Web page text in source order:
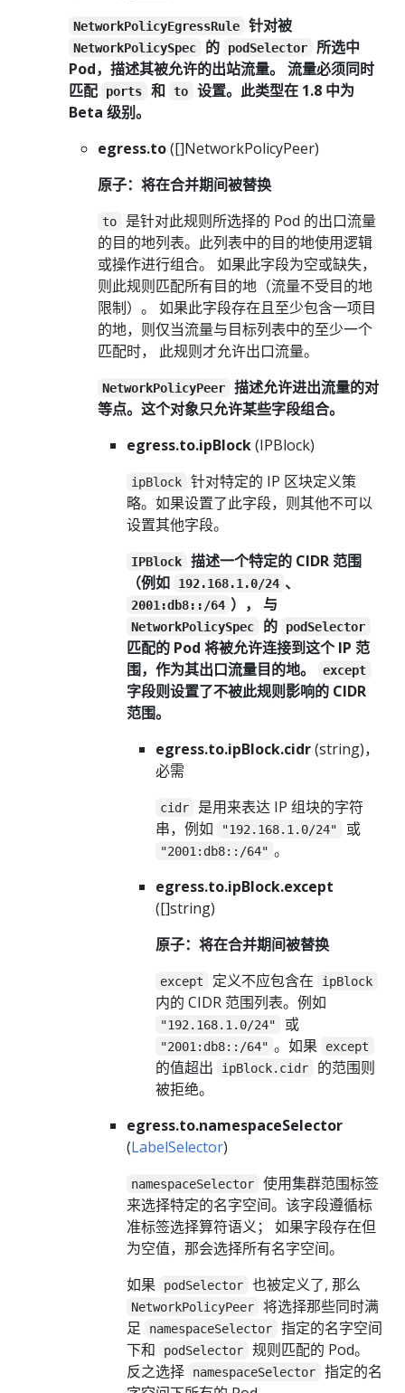
NetworkPolicyEgressRule 针对被
NetworkPolicySpec 的 podSelector
所选中
Pod，描述其被允许的出站流量。 流量必须同时
匹配
ports 和 to
设置。此类型在 1.8 中为
Beta 级别。
egress.to([]NetworkPolicyPeer)
原子：将在合并期间被替换
to
是针对此规则所选择的 Pod 的出口流量
的目的地列表。此列表中的目的地使用逻辑
或操作进行组合。 如果此字段为空或缺失，
则此规则匹配所有目的地（流量不受目的地
限制）。 如果此字段存在且至少包含一项目
的地，则仅当流量与目标列表中的至少一个
匹配时， 此规则才允许出口流量。
NetworkPolicyPeer
描述允许进出流量的对
等点。这个对象只允许某些字段组合。
egress.to.ipBlock(IPBlock)
ipBlock
针对特定的 IP 区块定义策
略。如果设置了此字段，则其他不可以
设置其他字段。
IPBlock
描述一个特定的 CIDR 范围
（例如
192.168.1.0/24 、
2001:db8::/64 ）， 与
NetworkPolicySpec 的 podSelector
匹配的 Pod 将被允许连接到这个 IP 范
围，作为其出口流量目的地。
except
字段则设置了不被此规则影响的 CIDR
范围。
egress.to.ipBlock.cidr(string)，
必需
cidr
是用来表达 IP 组块的字符
串，例如
"192.168.1.0/24" 或
"2001:db8::/64" 。
egress.to.ipBlock.except
([]string)
原子：将在合并期间被替换
except 定义不应包含在 ipBlock
内的 CIDR 范围列表。例如
"192.168.1.0/24" 或
"2001:db8::/64" 。如果 except
的值超出 ipBlock.cidr
的范围则
被拒绝。
egress.to.namespaceSelector
(LabelSelector)
namespaceSelector
使用集群范围标签
来选择特定的名字空间。该字段遵循标
准标签选择算符语义； 如果字段存在但
为空值，那会选择所有名字空间。
如果
podSelector 也被定义了, 那么
NetworkPolicyPeer
将选择那些同时满
足
namespaceSelector
指定的名字空间
下和
podSelector
规则匹配的 Pod。
反之选择
namespaceSelector
指定的名